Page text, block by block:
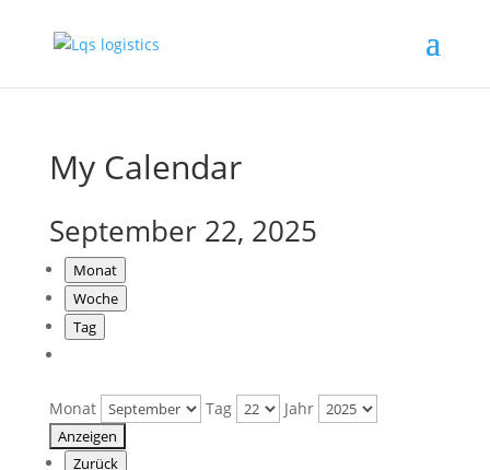
My Calendar
September 22, 2025
Monat
Woche
Tag
Monat Tag Jahr
Zurück